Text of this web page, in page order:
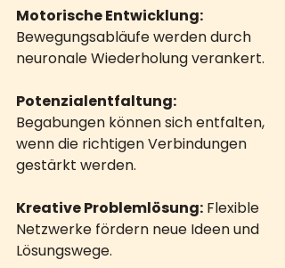
Motorische Entwicklung:
Bewegungsabläufe werden durch
neuronale Wiederholung verankert.
Potenzialentfaltung:
Begabungen können sich entfalten,
wenn die richtigen Verbindungen
gestärkt werden.
Kreative Problemlösung: Flexible
Netzwerke fördern neue Ideen und
Lösungswege.